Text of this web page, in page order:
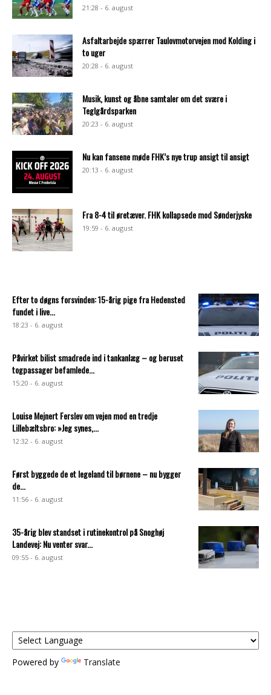
21:28 - 6. august
Asfaltarbejde spærrer Taulovmotorvejen mod Kolding i
to uger
20:28 - 6. august
Musik, kunst og åbne samtaler om det svære i
Teglgårdsparken
20:23 - 6. august
Nu kan fansene møde FHK’s nye trup ansigt til ansigt
20:13 - 6. august
Fra 8-4 til øretæver. FHK kollapsede mod Sønderjyske
19:59 - 6. august
Efter to døgns forsvinden: 15-årig pige fra Hedensted
fundet i live...
18:23 - 6. august
Påvirket bilist smadrede ind i tankanlæg – og beruset
togpassager befamlede...
15:20 - 6. august
Louise Mejnert Ferslev om vejen mod en tredje
Lillebæltsbro: »Jeg synes,...
12:32 - 6. august
Først byggede de et legeland til børnene – nu bygger
de...
11:56 - 6. august
35-årig blev standset i rutinekontrol på Snoghøj
Landevej: Nu venter svar...
09:55 - 6. august
Powered by Translate